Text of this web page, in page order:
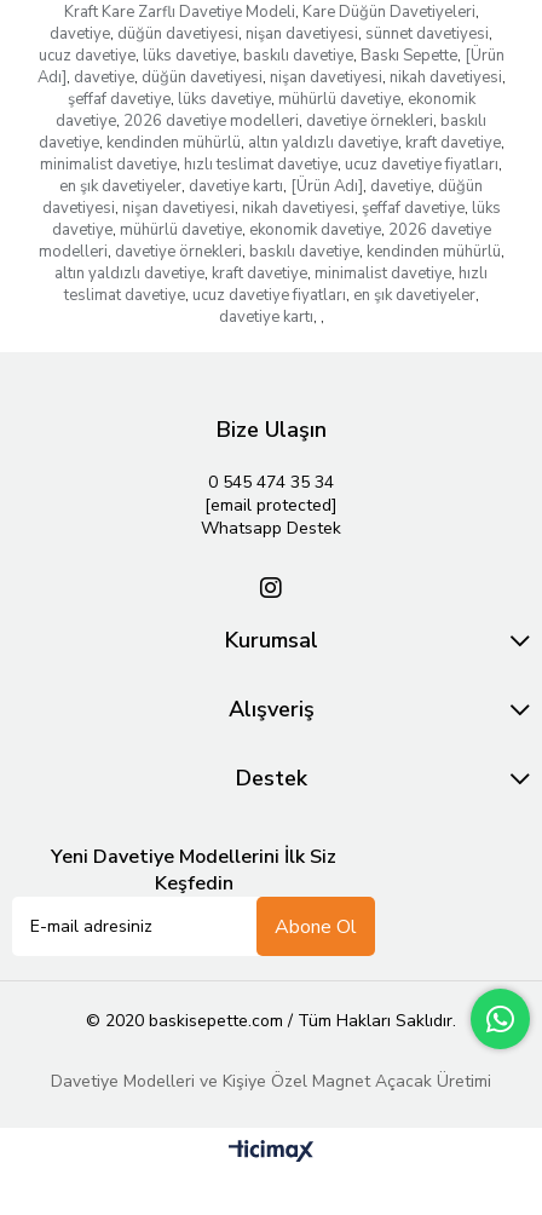
Kraft Kare Zarflı Davetiye Modeli, Kare Düğün Davetiyeleri,
davetiye, düğün davetiyesi, nişan davetiyesi, sünnet davetiyesi,
ucuz davetiye, lüks davetiye, baskılı davetiye, Baskı Sepette, [Ürün
Adı], davetiye, düğün davetiyesi, nişan davetiyesi, nikah davetiyesi,
şeffaf davetiye, lüks davetiye, mühürlü davetiye, ekonomik
davetiye, 2026 davetiye modelleri, davetiye örnekleri, baskılı
davetiye, kendinden mühürlü, altın yaldızlı davetiye, kraft davetiye,
minimalist davetiye, hızlı teslimat davetiye, ucuz davetiye fiyatları,
en şık davetiyeler, davetiye kartı, [Ürün Adı], davetiye, düğün
davetiyesi, nişan davetiyesi, nikah davetiyesi, şeffaf davetiye, lüks
davetiye, mühürlü davetiye, ekonomik davetiye, 2026 davetiye
modelleri, davetiye örnekleri, baskılı davetiye, kendinden mühürlü,
altın yaldızlı davetiye, kraft davetiye, minimalist davetiye, hızlı
teslimat davetiye, ucuz davetiye fiyatları, en şık davetiyeler,
davetiye kartı, ,
Bize Ulaşın
0 545 474 35 34
[email protected]
Whatsapp Destek
Kurumsal
Alışveriş
Destek
Yeni Davetiye Modellerini İlk Siz
Keşfedin
Abone Ol
© 2020 baskisepette.com / Tüm Hakları Saklıdır.
Davetiye Modelleri ve Kişiye Özel Magnet Açacak Üretimi